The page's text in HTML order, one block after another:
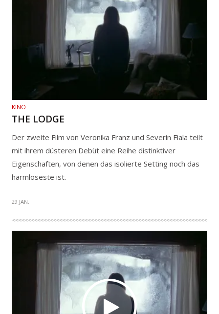
KINO
THE LODGE
Der zweite Film von Veronika Franz und Severin Fiala teilt
mit ihrem düsteren Debüt eine Reihe distinktiver
Eigenschaften, von denen das isolierte Setting noch das
harmloseste ist.
29 JAN.